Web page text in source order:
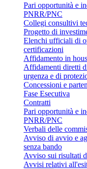
Pari opportunità e
PNRR/PNC
Collegi consultivi
Progetto di
Elenchi ufficiali di
certificazioni
Affidamento in
Affidamenti diretti
urgenza e di
Concessioni e
Fase Esecutiva
Contratti
Pari opportunità e
PNRR/PNC
Verbali delle
Avviso di avvio e
senza bando
Avviso sui risultati
Avvisi relativi